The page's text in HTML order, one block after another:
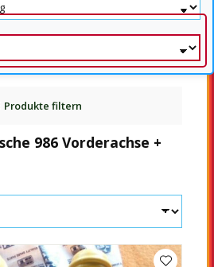
Produkte filtern
986 Vorderachse +